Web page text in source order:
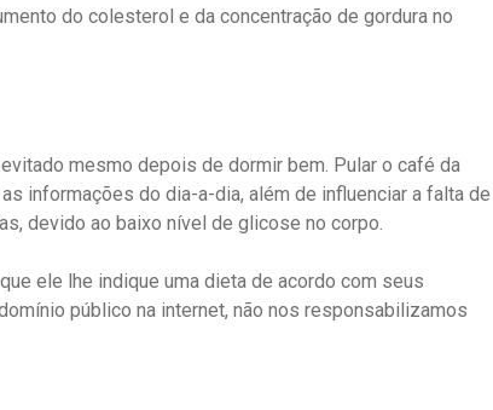
do colesterol e da concentração de gordura no
mesmo depois de dormir bem. Pular o café da
informações do dia-a-dia, além de influenciar a falta de
devido ao baixo nível de glicose no corpo.
ele lhe indique uma dieta de acordo com seus
público na internet, não nos responsabilizamos